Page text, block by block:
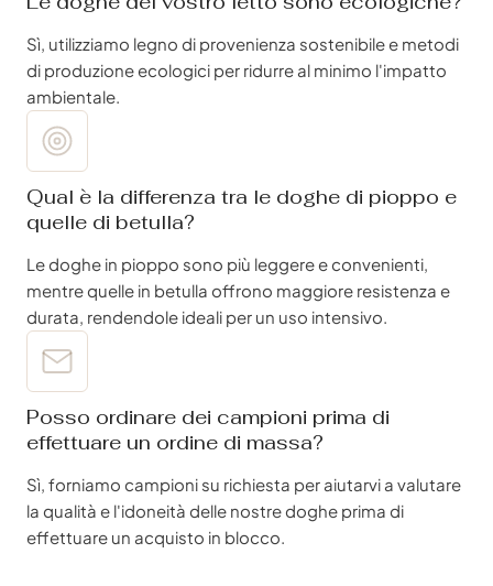
Sì, utilizziamo legno di provenienza sostenibile e metodi
di produzione ecologici per ridurre al minimo l'impatto
ambientale.
Qual è la differenza tra le doghe di pioppo e
quelle di betulla?
Le doghe in pioppo sono più leggere e convenienti,
mentre quelle in betulla offrono maggiore resistenza e
durata, rendendole ideali per un uso intensivo.
Posso ordinare dei campioni prima di
effettuare un ordine di massa?
Sì, forniamo campioni su richiesta per aiutarvi a valutare
la qualità e l'idoneità delle nostre doghe prima di
effettuare un acquisto in blocco.